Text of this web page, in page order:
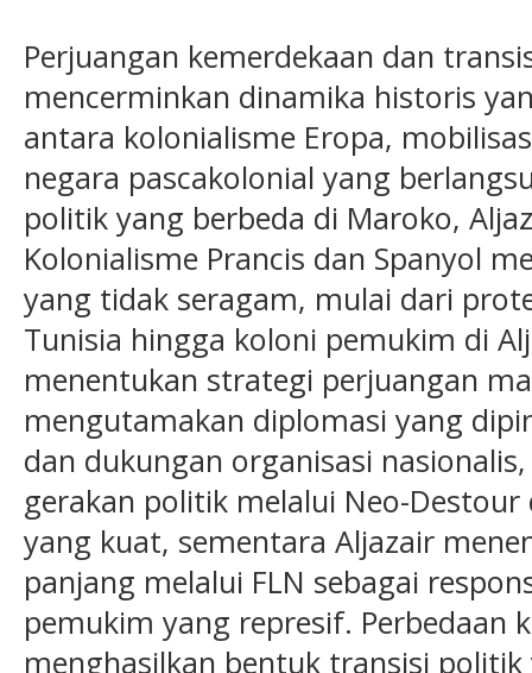
Perjuangan kemerdekaan dan
mencerminkan dinamika historis
antara kolonialisme Eropa,
negara pascakolonial yang
politik yang berbeda di Maroko,
Kolonialisme Prancis dan Spanyol
yang tidak seragam, mulai dari
Tunisia hingga koloni pemukim di
menentukan strategi perjuangan
mengutamakan diplomasi yang
dan dukungan organisasi
gerakan politik melalui Neo-
yang kuat, sementara Aljazair
panjang melalui FLN sebagai
pemukim yang represif. Perbedaan
menghasilkan bentuk transisi